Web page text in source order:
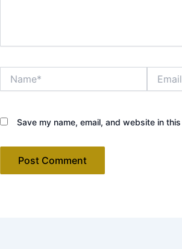
Save my name, email, and website in